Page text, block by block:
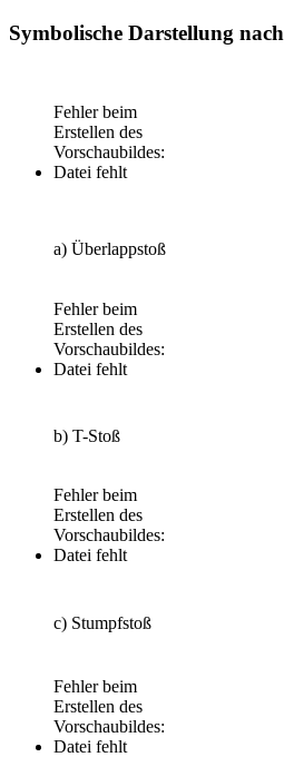
Symbolische Darstellung nach
Fehler beim
Erstellen des
Vorschaubildes:
Datei fehlt
a) Überlappstoß
Fehler beim
Erstellen des
Vorschaubildes:
Datei fehlt
b) T-Stoß
Fehler beim
Erstellen des
Vorschaubildes:
Datei fehlt
c) Stumpfstoß
Fehler beim
Erstellen des
Vorschaubildes:
Datei fehlt